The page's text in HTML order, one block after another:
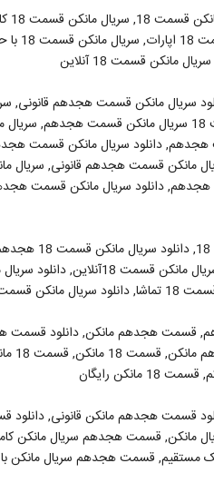
سریال مانکن قسمت هجدهم
هجدهم, دانلود سریال مانکن قسمت
مانکن قسمت هجدهم قانونی, سریال
هجدهم, دانلود سریال مانکن قسمت
قسمت 18 قانونی
قسمت هجدهم مانکن, دانلود قسمت
قسمت هجدهم مانکن قانونی,
مانکن, قسمت هجدهم سریال مانکن
مستقیم, قسمت هجدهم سریال مانکن با